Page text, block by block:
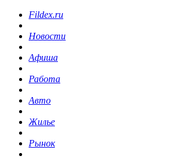
Fildex.ru
Новости
Афиша
Работа
Авто
Жилье
Рынок